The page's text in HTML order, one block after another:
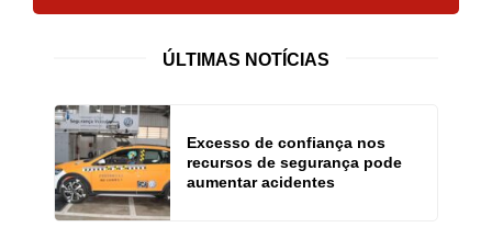
ÚLTIMAS NOTÍCIAS
Excesso de confiança nos
recursos de segurança pode
aumentar acidentes